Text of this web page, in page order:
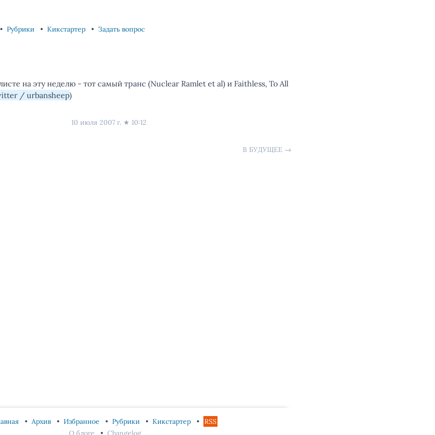
Рубрики Кикстартер Задать вопрос
на эту неделю - тот самый транс (Nuclear Ramlet et al) и Faithless, To All
/ urbansheep)
10 июля 2007 г.★ 10:12
В БУДУЩЕЕ →
Архив Избранное Рубрики Кикстартер
RSS
О блоге
Changelog